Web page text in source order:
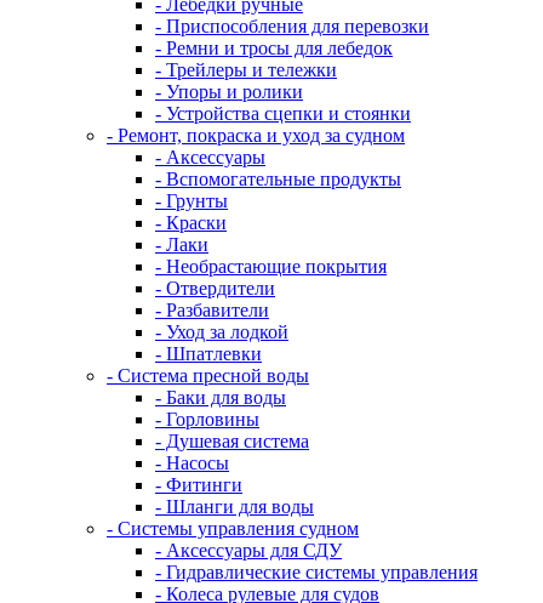
- Приспособления для перевозки
- Ремни и тросы для лебедок
- Трейлеры и тележки
- Упоры и ролики
- Устройства сцепки и стоянки
- Ремонт, покраска и уход за судном
- Аксессуары
- Вспомогательные продукты
- Грунты
- Краски
- Лаки
- Необрастающие покрытия
- Отвердители
- Разбавители
- Уход за лодкой
- Шпатлевки
- Система пресной воды
- Баки для воды
- Горловины
- Душевая система
- Насосы
- Фитинги
- Шланги для воды
- Системы управления судном
- Аксессуары для СДУ
- Гидравлические системы управления
- Колеса рулевые для судов